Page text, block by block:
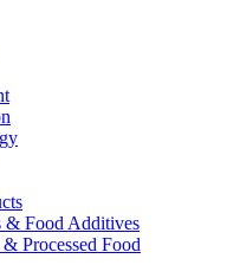
& Food Additives
Processed Food